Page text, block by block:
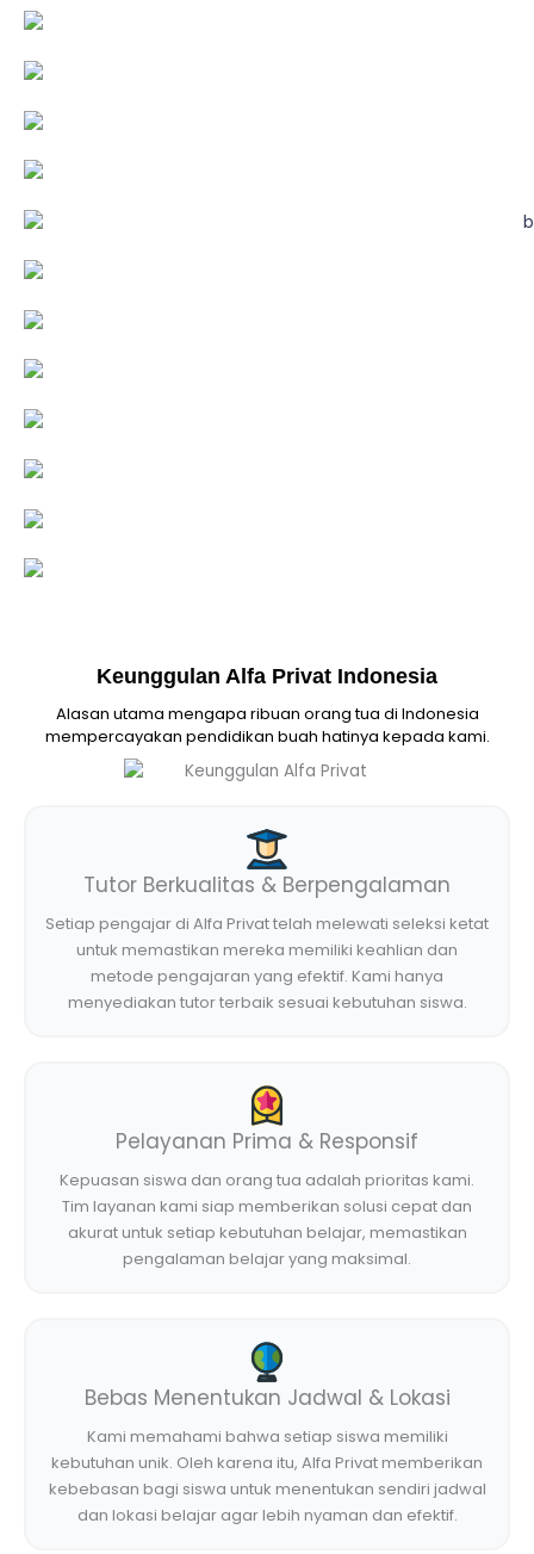
Keunggulan Alfa Privat Indonesia
Alasan utama mengapa ribuan orang tua di Indonesia
mempercayakan pendidikan buah hatinya kepada kami.
Tutor Berkualitas & Berpengalaman
Setiap pengajar di Alfa Privat telah melewati seleksi ketat
untuk memastikan mereka memiliki keahlian dan
metode pengajaran yang efektif. Kami hanya
menyediakan tutor terbaik sesuai kebutuhan siswa.
Pelayanan Prima & Responsif
Kepuasan siswa dan orang tua adalah prioritas kami.
Tim layanan kami siap memberikan solusi cepat dan
akurat untuk setiap kebutuhan belajar, memastikan
pengalaman belajar yang maksimal.
Bebas Menentukan Jadwal & Lokasi
Kami memahami bahwa setiap siswa memiliki
kebutuhan unik. Oleh karena itu, Alfa Privat memberikan
kebebasan bagi siswa untuk menentukan sendiri jadwal
dan lokasi belajar agar lebih nyaman dan efektif.